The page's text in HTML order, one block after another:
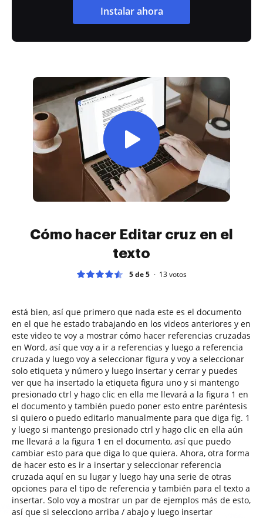
Instalar ahora
Cómo hacer Editar cruz en el
texto
5 de 5 13votos
está bien, así que primero que nada este es el documento
en el que he estado trabajando en los videos anteriores y en
este video te voy a mostrar cómo hacer referencias cruzadas
en Word, así que voy a ir a referencias y luego a referencia
cruzada y luego voy a seleccionar figura y voy a seleccionar
solo etiqueta y número y luego insertar y cerrar y puedes
ver que ha insertado la etiqueta figura uno y si mantengo
presionado ctrl y hago clic en ella me llevará a la figura 1 en
el documento y también puedo poner esto entre paréntesis
si quiero o puedo editarlo manualmente para que diga fig. 1
y luego si mantengo presionado ctrl y hago clic en ella aún
me llevará a la figura 1 en el documento, así que puedo
cambiar esto para que diga lo que quiera. Ahora, otra forma
de hacer esto es ir a insertar y seleccionar referencia
cruzada aquí en su lugar y luego hay una serie de otras
opciones para el tipo de referencia y también para el texto a
insertar. Solo voy a mostrar un par de ejemplos más de esto,
así que si selecciono arriba / abajo y luego insertar